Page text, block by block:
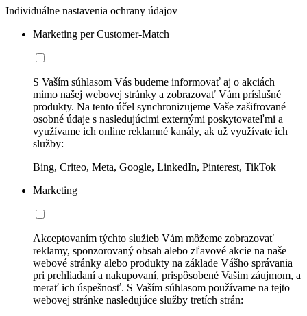
Individuálne nastavenia ochrany údajov
Marketing per Customer-Match
S Vaším súhlasom Vás budeme informovať aj o akciách
mimo našej webovej stránky a zobrazovať Vám príslušné
produkty. Na tento účel synchronizujeme Vaše zašifrované
osobné údaje s nasledujúcimi externými poskytovateľmi a
využívame ich online reklamné kanály, ak už využívate ich
služby:
Bing, Criteo, Meta, Google, LinkedIn, Pinterest, TikTok
Marketing
Akceptovaním týchto služieb Vám môžeme zobrazovať
reklamy, sponzorovaný obsah alebo zľavové akcie na naše
webové stránky alebo produkty na základe Vášho správania
pri prehliadaní a nakupovaní, prispôsobené Vašim záujmom, a
merať ich úspešnosť. S Vaším súhlasom používame na tejto
webovej stránke nasledujúce služby tretích strán: